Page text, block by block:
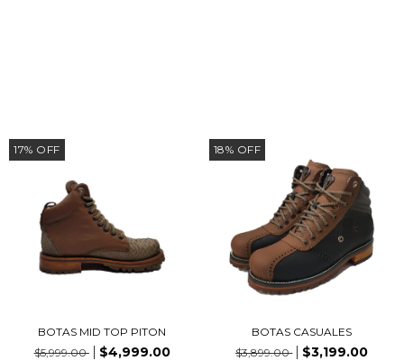
17% OFF
BOTAS MID TOP PITON
$5,999.00
$4,999.00
18% OFF
BOTAS CASUALES
$3,899.00
$3,199.00